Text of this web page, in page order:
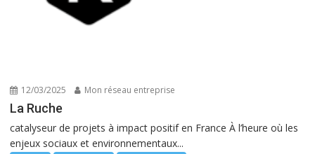
12/03/2025 Mon réseau entreprise
La Ruche
catalyseur de projets à impact positif en France À l’heure où les
enjeux sociaux et environnementaux...